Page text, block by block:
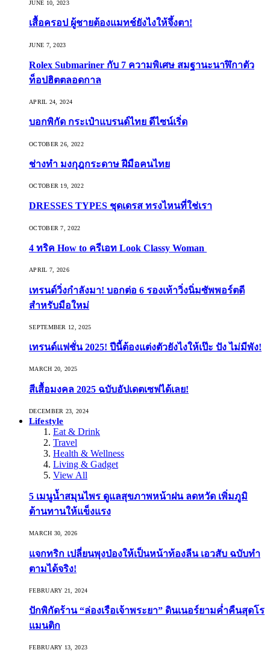
JUNE 10, 2023
เสื้อครอป ผู้ชายต้องแมทช์ยังไงให้จึ้งตา!
JUNE 7, 2023
Rolex Submariner กับ 7 ความพิเศษ สมฐานะนาฬิกาตัว
ท็อปฮิตตลอดกาล
APRIL 24, 2024
บอกพิกัด กระเป๋าแบรนด์ไทย ดีไซน์เริ่ด
OCTOBER 26, 2022
ช่างทำ มงกุฎกระดาษ ฝีมือคนไทย
OCTOBER 19, 2022
DRESSES TYPES ชุดเดรส ทรงไหนที่ใช่เรา
OCTOBER 7, 2022
4 ทริค How to ครีเอท Look Classy Woman
APRIL 7, 2026
เทรนด์วิ่งกำลังมา! บอกต่อ 6 รองเท้าวิ่งนิ่มซัพพอร์ตดี
สำหรับมือใหม่
SEPTEMBER 12, 2025
เทรนด์แฟชั่น 2025! ปีนี้ต้องแต่งตัวยังไงให้เป๊ะ ปัง ไม่มีพัง!
MARCH 20, 2025
สีเสื้อมงคล 2025 ฉบับอัปเดตเซฟได้เลย!
DECEMBER 23, 2024
Lifestyle
Eat & Drink
Travel
Health & Wellness
Living & Gadget
View All
5 เมนูน้ำสมุนไพร ดูแลสุขภาพหน้าฝน ลดหวัด เพิ่มภูมิ
ต้านทานให้แข็งแรง
MARCH 30, 2026
แจกทริก เปลี่ยนพุงป่องให้เป็นหน้าท้องลีน เอวสับ ฉบับทำ
ตามได้จริง!
FEBRUARY 21, 2024
ปักพิกัดร้าน “ล่องเรือเจ้าพระยา” ดินเนอร์ยามค่ำคืนสุดโร
แมนติก
FEBRUARY 13, 2023